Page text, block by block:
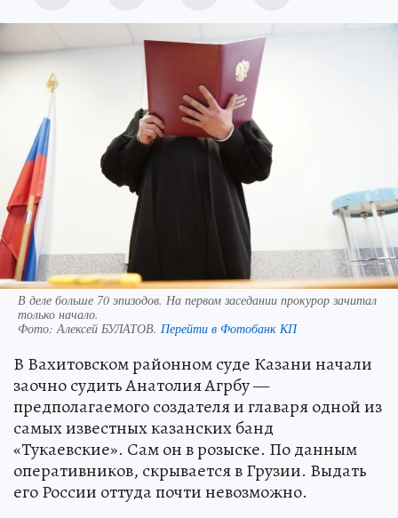
В деле больше 70 эпизодов. На первом заседании прокурор зачитал
только начало.
Фото:Алексей БУЛАТОВ. Перейти в Фотобанк КП
В Вахитовском районном суде Казани начали
заочно судить Анатолия Агрбу —
предполагаемого создателя и главаря одной из
самых известных казанских банд
«Тукаевские». Сам он в розыске. По данным
оперативников, скрывается в Грузии. Выдать
его России оттуда почти невозможно.